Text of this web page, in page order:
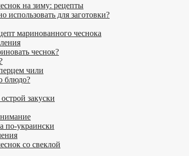
на зиму: рецепты
для заготовки?
маринованного чеснока
чеснок?
чили
блюдо?
закуски
по-украински
со свеклой